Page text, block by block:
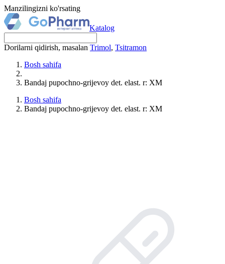
Manzilingizni ko'rsating
Katalog
Dorilarni qidirish, masalan Trimol, Tsitramon
Bosh sahifa
Bandaj pupochno-grijevoy det. elast. r: XM
Bosh sahifa
Bandaj pupochno-grijevoy det. elast. r: XM